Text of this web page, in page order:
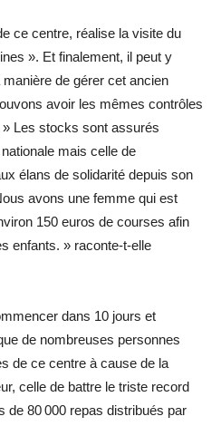
ce centre, réalise la visite du
». Et finalement, il peut y
de gérer cet ancien
avoir les mêmes contrôles
Les stocks sont assurés
mais celle de
élans de solidarité depuis son
avons une femme qui est
150 euros de courses afin
enfants. » raconte-t-elle
dans 10 jours et
de nombreuses personnes
de ce centre à cause de la
celle de battre le triste record
de 80 000 repas distribués par